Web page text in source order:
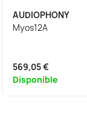
AUDIOPHONY
Myos12A
569,05 €
Disponible